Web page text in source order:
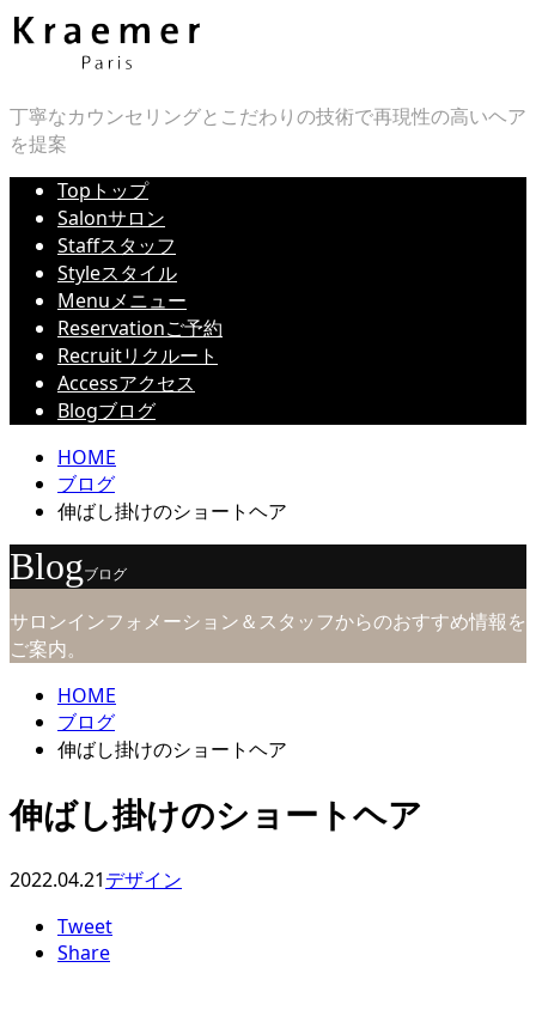
丁寧なカウンセリングとこだわりの技術で再現性の高いヘア
を提案
Top トップ
Salonサロン
Staffスタッフ
Styleスタイル
Menuメニュー
Reservationご予約
Recruitリクルート
Accessアクセス
Blogブログ
HOME
ブログ
伸ばし掛けのショートヘア
Blogブログ
サロンインフォメーション＆スタッフからのおすすめ情報を
ご案内。
HOME
ブログ
伸ばし掛けのショートヘア
伸ばし掛けのショートヘア
2022.04.21デザイン
Tweet
Share